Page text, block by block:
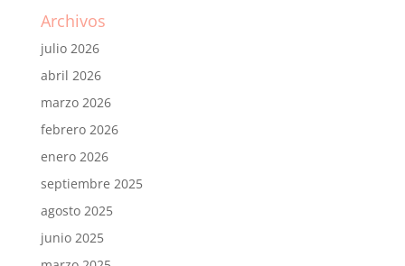
Archivos
julio 2026
abril 2026
marzo 2026
febrero 2026
enero 2026
septiembre 2025
agosto 2025
junio 2025